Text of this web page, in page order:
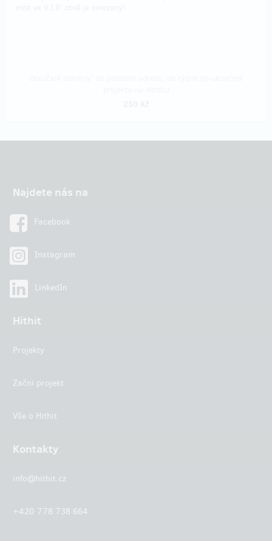
Najdete nás na
Facebook
Instagram
LinkedIn
Hithit
Projekty
Začni projekt
Vše o Hithit
Kontakty
info@hithit.cz
+420 778 738 664